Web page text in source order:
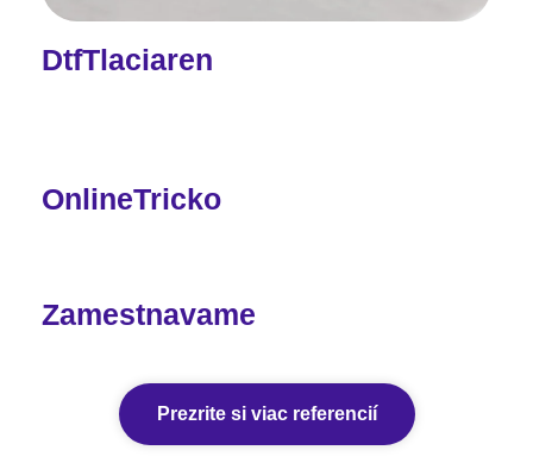
DtfTlaciaren
OnlineTricko
Zamestnavame
Prezrite si viac referencií